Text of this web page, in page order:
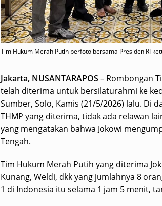
Tim Hukum Merah Putih berfoto bersama Presiden RI
Jakarta, NUSANTARAPOS – Rombongan
telah diterima untuk bersilaturahmi ke
Sumber, Solo, Kamis (21/5/2026) lalu. Di
THMP yang diterima, tidak ada relawan
yang mengatakan bahwa Jokowi
Tengah.
Tim Hukum Merah Putih yang diterima
Kunang, Weldi, dkk yang jumlahnya 8
1 di Indonesia itu selama 1 jam 5 menit,